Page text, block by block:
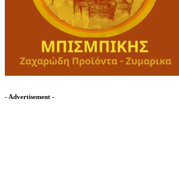
- Advertisement -